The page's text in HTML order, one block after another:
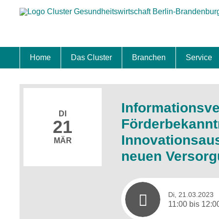
Home Das Cluster Branchen Service
DI
21
MÄR
neuen
Di, 21.03.2023
11:00 bis